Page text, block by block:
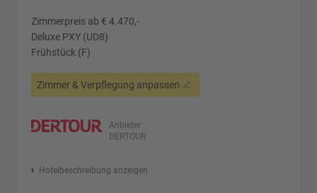
Zimmerpreis ab € 4.470,-
Deluxe PXY (UD8)
Frühstück (F)
Zimmer & Verpflegung anpassen
Anbieter:
DERTOUR
Hotelbeschreibung anzeigen